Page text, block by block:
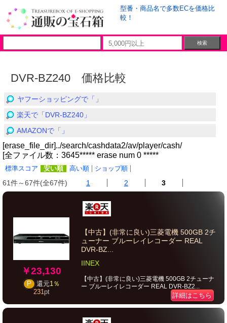
型番・商品名で多数ECを価格比
較！
DVR-BZ240 価格比較
ヤフーショッピングで「」
楽天で「DVR-BZ240」
AMAZONで「」
[erase_file_dir]../search/cashdata2/av/player/cash/
[全ファイル数：3645***** erase num 0 *****
標準スコア 安い順 高い順 ショップ順
61件～67件(全67件) 1 2 3
￥23,130
P 還元1％
231pt
【中古】(非常に良い)三菱電機 500GB 2チ
ューナー ブルーレイレコーダー REAL
DVR-BZ...
IINEX
【中古】(非常に良い)三菱電機 500GB 2チューナ
ー ブルーレイレコーダー REAL DVR-BZ2...
詳細はこちら